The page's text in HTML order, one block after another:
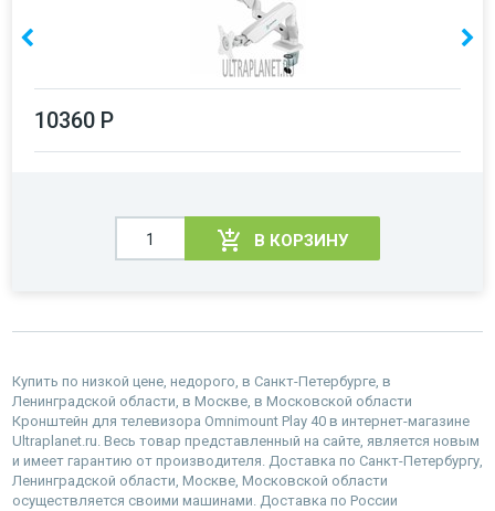
10360 Р
В КОРЗИНУ
Купить по низкой цене, недорого, в Санкт-Петербурге, в
Ленинградской области, в Москве, в Московской области
Кронштейн для телевизора Omnimount Play 40 в интернет-магазине
Ultraplanet.ru. Весь товар представленный на сайте, является новым
и имеет гарантию от производителя. Доставка по Санкт-Петербургу,
Ленинградской области, Москве, Московской области
осуществляется своими машинами. Доставка по России